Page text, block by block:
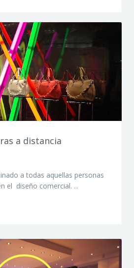
a distancia
a todas aquellas personas
el diseño comercial. ...